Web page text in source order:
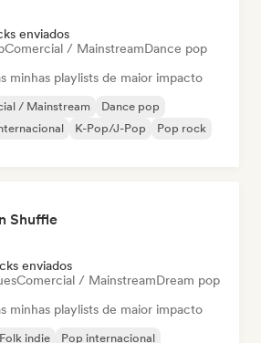
enviados
Comercial / MainstreamDance pop
minhas playlists de maior impacto
/ Mainstream
Dance pop
K-Pop/J-Pop
Pop rock
Shuffle
enviados
Comercial / MainstreamDream pop
minhas playlists de maior impacto
Folk indie
Pop internacional